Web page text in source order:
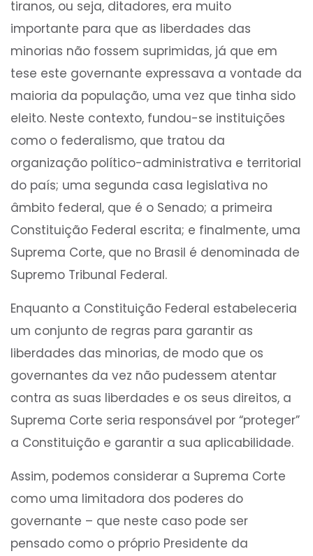
tiranos, ou seja, ditadores, era muito
importante para que as liberdades das
minorias não fossem suprimidas, já que em
tese este governante expressava a vontade da
maioria da população, uma vez que tinha sido
eleito. Neste contexto, fundou-se instituições
como o federalismo, que tratou da
organização político-administrativa e territorial
do país; uma segunda casa legislativa no
âmbito federal, que é o Senado; a primeira
Constituição Federal escrita; e finalmente, uma
Suprema Corte, que no Brasil é denominada de
Supremo Tribunal Federal.
Enquanto a Constituição Federal estabeleceria
um conjunto de regras para garantir as
liberdades das minorias, de modo que os
governantes da vez não pudessem atentar
contra as suas liberdades e os seus direitos, a
Suprema Corte seria responsável por “proteger”
a Constituição e garantir a sua aplicabilidade.
Assim, podemos considerar a Suprema Corte
como uma limitadora dos poderes do
governante – que neste caso pode ser
pensado como o próprio Presidente da